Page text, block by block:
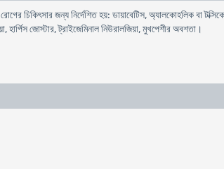
চিকিৎসার জন্য নির্দেশিত হয়: ডায়াবেটিস, অ্যালকোহলিক বা
হার্পিস জোস্টার, ট্রাইজেমিনাল নিউরালজিয়া, মুখপেশীর অবশতা।